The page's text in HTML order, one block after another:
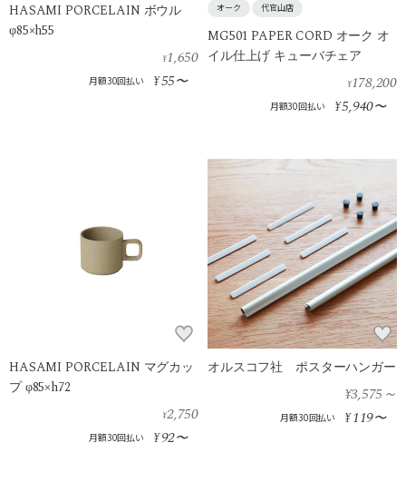
HASAMI PORCELAIN ボウル
φ85×h55
¥1,650
月額30回払い ¥55〜
オーク 代官山店
MG501 PAPER CORD オーク オ
イル仕上げ キューバチェア
¥178,200
月額30回払い ¥5,940〜
HASAMI PORCELAIN マグカッ
プ φ85×h72
¥2,750
月額30回払い ¥92〜
オルスコフ社 ポスターハンガー
¥3,575 ～
月額30回払い ¥119〜